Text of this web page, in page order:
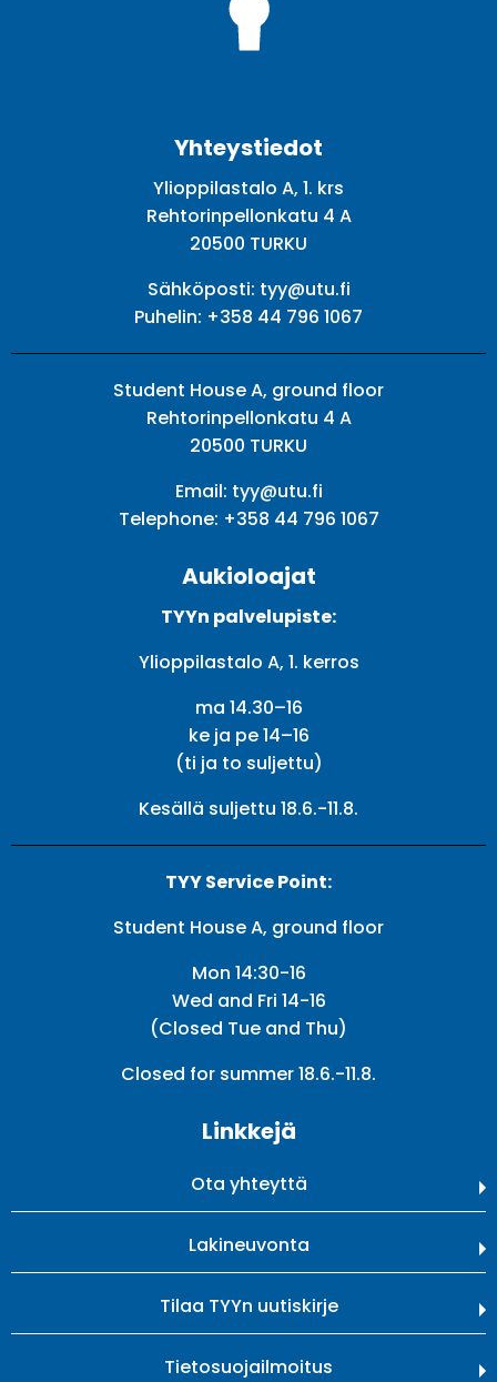
Yhteystiedot
Ylioppilastalo A, 1. krs
Rehtorinpellonkatu 4 A
20500 TURKU
Sähköposti: tyy@utu.fi
Puhelin: +358 44 796 1067
Student House A, ground floor
Rehtorinpellonkatu 4 A
20500 TURKU
Email: tyy@utu.fi
Telephone: +358 44 796 1067
Aukioloajat
TYYn palvelupiste:
Ylioppilastalo A, 1. kerros
ma 14.30–16
ke ja pe 14–16
(ti ja to suljettu)
Kesällä suljettu 18.6.-11.8.
TYY Service Point:
Student House A, ground floor
Mon 14:30-16
Wed and Fri 14-16
(Closed Tue and Thu)
Closed for summer 18.6.-11.8.
Linkkejä
Ota yhteyttä
Lakineuvonta
Tilaa TYYn uutiskirje
Tietosuojailmoitus